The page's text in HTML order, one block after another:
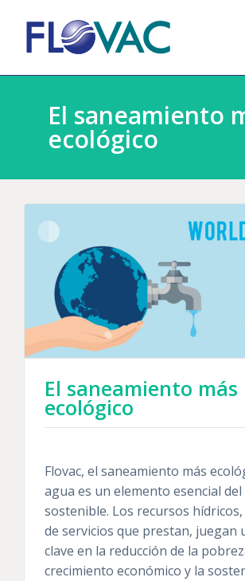
El saneamiento
ecológico
El saneamiento más
ecológico
Flovac, el saneamiento más
agua es un elemento esencial
sostenible. Los recursos hídricos,
de servicios que prestan, juegan
clave en la reducción de la
crecimiento económico y la